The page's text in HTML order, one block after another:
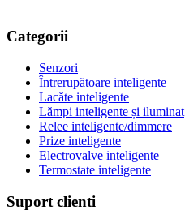
Categorii
Senzori
Întrerupătoare inteligente
Lacăte inteligente
Lămpi inteligente și iluminat
Relee inteligente/dimmere
Prize inteligente
Electrovalve inteligente
Termostate inteligente
Suport clienti